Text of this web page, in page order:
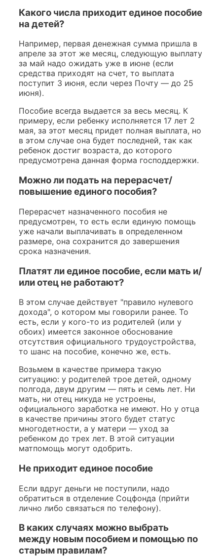
Какого числа приходит единое пособие
на детей?
Например, первая денежная сумма пришла в
апреле за этот же месяц, следующую выплату
за май надо ожидать уже в июне (если
средства приходят на счет, то выплата
поступит 3 июня, если через Почту — до 25
июня).
Пособие всегда выдается за весь месяц. К
примеру, если ребенку исполняется 17 лет 2
мая, за этот месяц придет полная выплата, но
в этом случае она будет последней, так как
ребенок достиг возраста, до которого
предусмотрена данная форма господдержки.
Можно ли подать на перерасчет/
повышение единого пособия?
Перерасчет назначенного пособия не
предусмотрен, то есть если единую помощь
уже начали выплачивать в определенном
размере, она сохранится до завершения
срока назначения.
Платят ли единое пособие, если мать и/
или отец не работают?
В этом случае действует "правило нулевого
дохода", о котором мы говорили ранее. То
есть, если у кого-то из родителей (или у
обоих) имеется законное обоснование
отсутствия официального трудоустройства,
то шанс на пособие, конечно же, есть.
Возьмем в качестве примера такую
ситуацию: у родителей трое детей, одному
полгода, двум другим — пять и семь лет. Ни
мать, ни отец никуда не устроены,
официального заработка не имеют. Но у отца
в качестве причины этого будет статус
многодетности, а у матери — уход за
ребенком до трех лет. В этой ситуации
матпомощь могут одобрить.
Не приходит единое пособие
Если вдруг деньги не поступили, надо
обратиться в отделение Соцфонда (прийти
лично либо связаться по телефону).
В каких случаях можно выбрать
между новым пособием и помощью по
старым правилам?